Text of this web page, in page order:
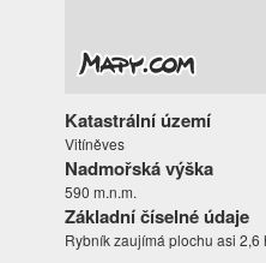
Katastrální území
Vitíněves
Nadmořská výška
590 m.n.m.
Základní číselné údaje
Rybník zaujímá plochu asi 2,6